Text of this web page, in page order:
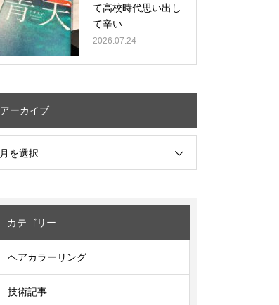
て高校時代思い出し
て辛い
2026.07.24
アーカイブ
月を選択
カテゴリー
ヘアカラーリング
技術記事